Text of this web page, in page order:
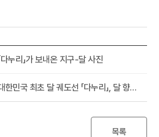
누리」가 보내온 지구-달 사진
[보도자료] 대한민국 최초 달 궤도선 「다누리」, 달 향한 여정 시작됐다
목록